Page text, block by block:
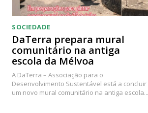
SOCIEDADE
DaTerra prepara mural
comunitário na antiga
escola da Mélvoa
A DaTerra – Associação para o
Desenvolvimento Sustentável está a concluir
um novo mural comunitário na antiga escola...